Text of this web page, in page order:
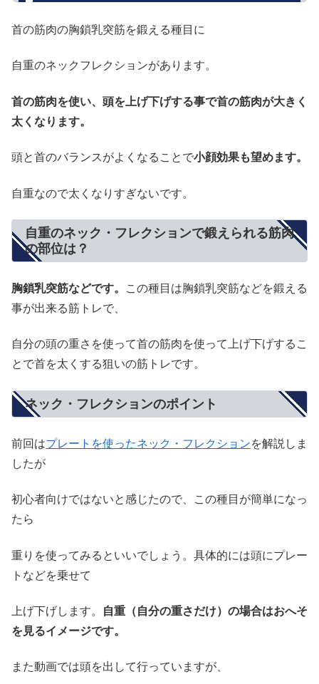
首の筋肉の胸鎖乳突筋を鍛える種目に
自重のネックフレクションがあります。
首の筋肉を使い、頭を上げ下げする事で首の筋肉が大きく
太くなります。
頭と首のバランスがよくなることで小顔効果も望めます。
自重なので太くなりすぎないです。
自重のネック・フレクションで鍛えられる筋肉
の部位は？
胸鎖乳突筋などです。
この種目は胸鎖乳突筋などを鍛える
事が出来る筋トレで、
自分の頭の重さを使って首の筋肉を使って上げ下げするこ
とで首を太くする狙いの筋トレです。
ネック・フレクションのポイント
前回はプレートを使ったネック・フレクションを解説しま
したが
初心者向けではないと感じたので、この種目が簡単になっ
たら
重りを使ってみるといいでしょう。具体的には頭にプレー
トなどを乗せて
上げ下げします。
自重（自分の重さだけ）の場合はおへそ
を見るイメージです。
また動画では頭を出して行っていますが、